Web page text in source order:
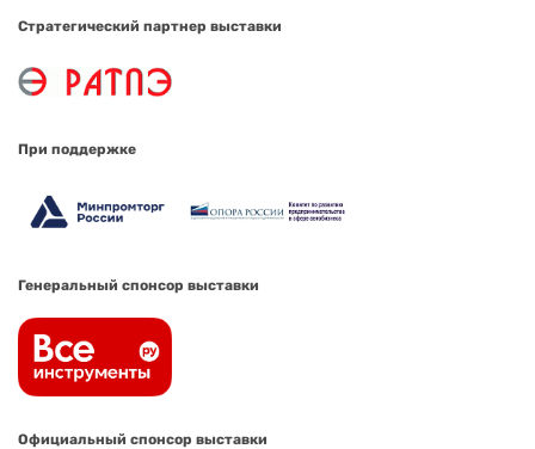
Стратегический партнер выставки
При поддержке
Генеральный спонсор выставки
Официальный спонсор выставки